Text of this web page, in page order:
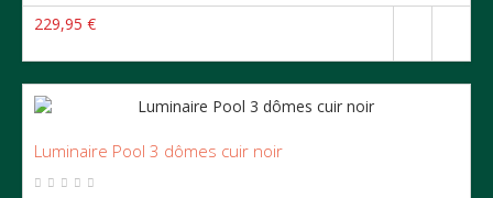
229,95 €
Luminaire Pool 3 dômes cuir noir